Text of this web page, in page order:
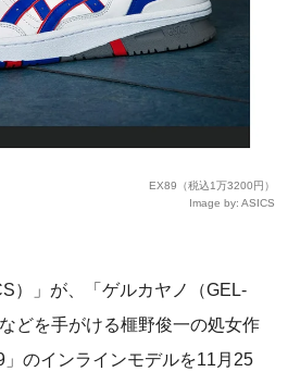
EX89（税込1万3200円）
Image by: ASICS
）」が、「ゲルカヤノ（GEL-
どを手がける榧野俊一の処女作
のインラインモデルを11月25